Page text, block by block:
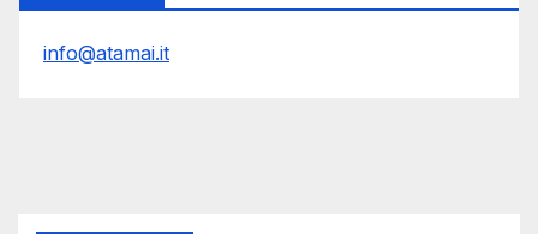
info@atamai.it